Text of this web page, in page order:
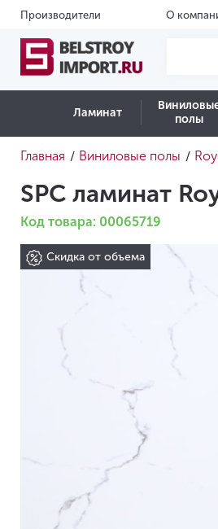
Производители О
Ламинат
полы
Главная / Виниловые полы /
SPC ламинат
Код товара: 00065719
Скидка от объема